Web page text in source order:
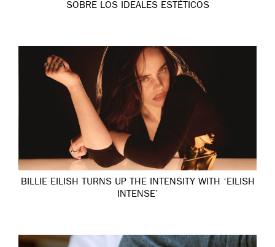
SOBRE LOS IDEALES ESTÉTICOS
BILLIE EILISH TURNS UP THE INTENSITY WITH ‘EILISH
INTENSE’